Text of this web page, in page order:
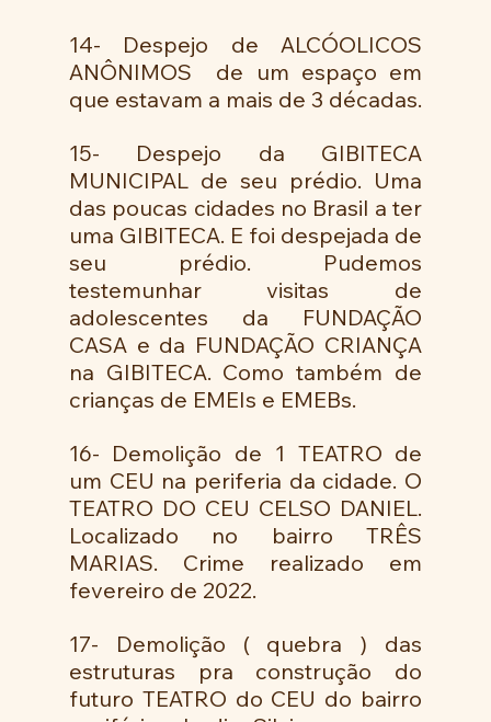
14- Despejo de ALCÓOLICOS
ANÔNIMOS  de um espaço em
15- Despejo da GIBITECA
MUNICIPAL de seu prédio. Uma
das poucas cidades no Brasil a ter
uma GIBITECA. E foi despejada de
seu prédio. Pudemos
testemunhar visitas de
adolescentes da FUNDAÇÃO
CASA e da FUNDAÇÃO CRIANÇA
na GIBITECA. Como também de
crianças de EMEIs e EMEBs.
16- Demolição de 1 TEATRO de
um CEU na periferia da cidade. O
TEATRO DO CEU CELSO DANIEL.
Localizado no bairro TRÊS
MARIAS. Crime realizado em
fevereiro de 2022.
17- Demolição ( quebra ) das
estruturas pra construção do
futuro TEATRO do CEU do bairro